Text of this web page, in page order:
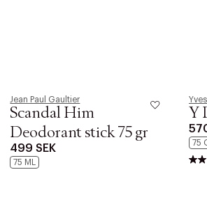
Jean Paul Gaultier
Scandal Him
Deodorant stick 75 gr
499 SEK
75 ML
Y
75